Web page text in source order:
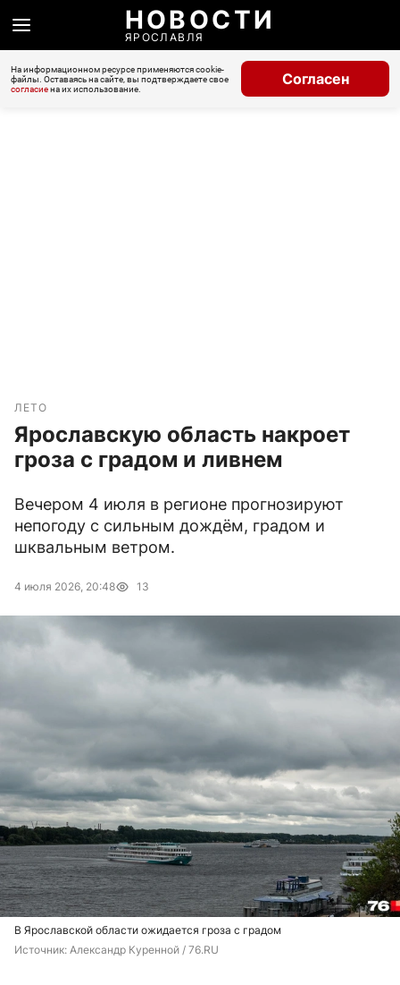
НОВОСТИ
ЯРОСЛАВЛЯ
На информационном ресурсе применяются cookie-
файлы. Оставаясь на сайте, вы подтверждаете свое
согласиена их использование.
Согласен
ЛЕТО
Ярославскую область накроет
гроза с градом и ливнем
Вечером 4 июля в регионе прогнозируют
непогоду с сильным дождём, градом и
шквальным ветром.
4 июля 2026, 20:48 13
В Ярославской области ожидается гроза с градом
Источник: Александр Куренной / 76.RU